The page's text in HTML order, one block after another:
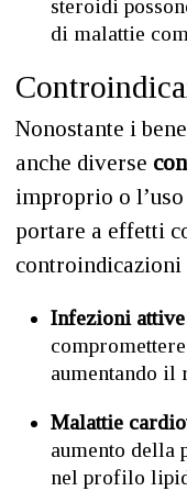
steroidi
di malattie
Nonostante i
anche diverse
improprio o
portare a effetti
controindicazioni
Infezioni
aumentando il
Malattie
aumento della
nel profilo